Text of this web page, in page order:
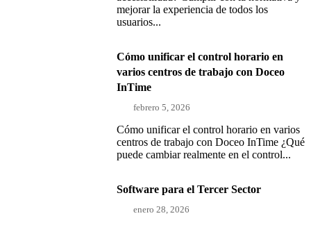
mejorar la experiencia de todos los
usuarios...
Cómo unificar el control horario en
varios centros de trabajo con Doceo
InTime
febrero 5, 2026
Cómo unificar el control horario en varios
centros de trabajo con Doceo InTime ¿Qué
puede cambiar realmente en el control...
Software para el Tercer Sector
enero 28, 2026